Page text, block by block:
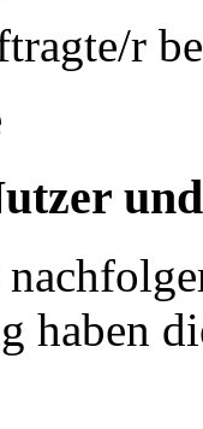
r
haben